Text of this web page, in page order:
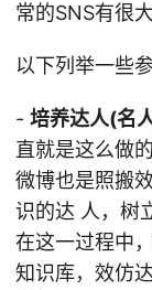
常的SNS有很大
以下列举一些
- 培养达人(名
直就是这么做
微博也是照搬
识的达 人，树
在这一过程中
知识库，效仿